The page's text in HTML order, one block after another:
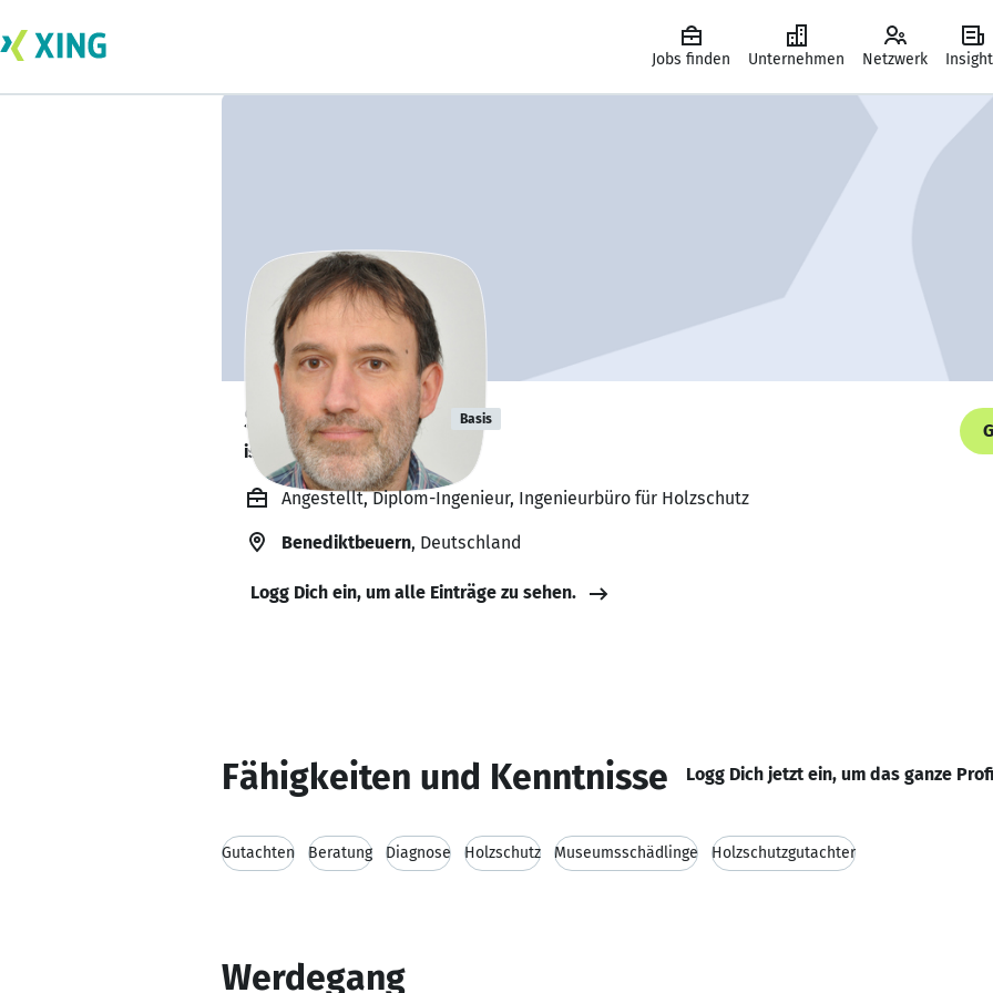
Jobs finden Unternehmen Netzwerk
Stephan Biebl Basis
ist gesund und munter. 🥦
Angestellt, Diplom-Ingenieur, Ingenieurbüro für Holzschutz
Benediktbeuern, Deutschland
Logg Dich ein, um alle Einträge zu sehen.
Fähigkeiten und Kenntnisse Logg Dich jetzt ein, um das ganze
Gutachten Beratung Diagnose Holzschutz Museumsschädlinge Holzschutzgutachter
Werdegang